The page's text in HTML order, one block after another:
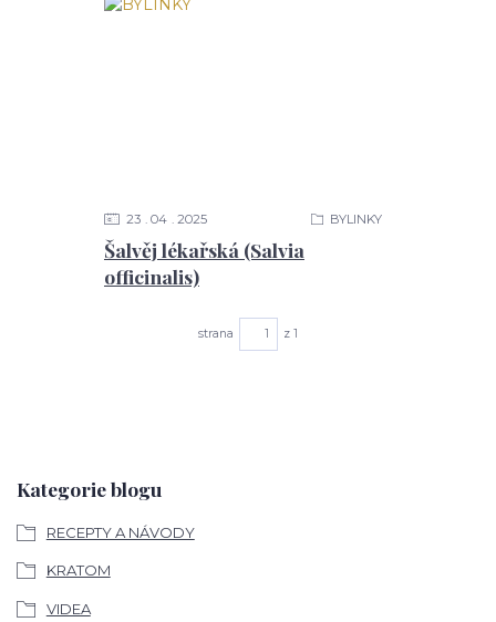
Kategorie blogu
RECEPTY A NÁVODY
KRATOM
VIDEA
Šalvěj lékařská (Salvia
officinalis)
23 04 2025 BYLINKY
strana z 1